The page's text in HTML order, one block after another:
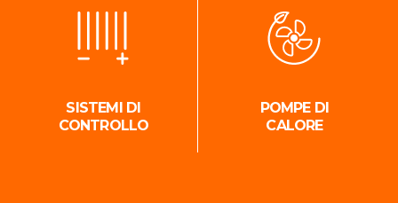
SISTEMI DI
CONTROLLO
POMPE DI
CALORE